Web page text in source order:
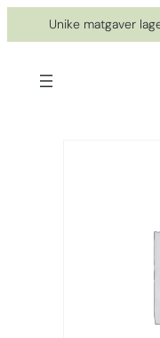
til
Unike matgaver